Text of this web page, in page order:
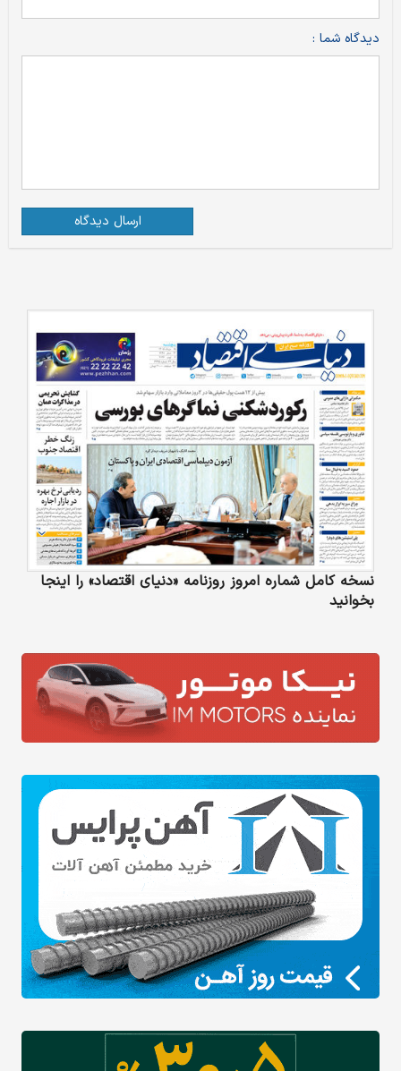
دیدگاه شما :
ارسال دیدگاه
نسخه کامل شماره امروز روزنامه «دنیای‌ اقتصاد» را اینجا
بخوانید